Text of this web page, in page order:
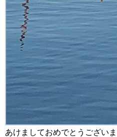
あけましておめでとうございま